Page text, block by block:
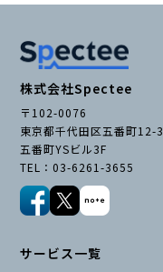
株式会社Spectee
〒102-0076
東京都千代田区五番町12-3
五番町YSビル3F
TEL：03-6261-3655
サービス一覧